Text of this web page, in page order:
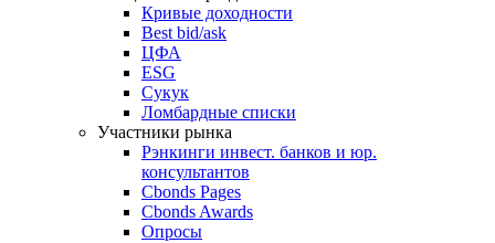
Кривые доходности
Best bid/ask
ЦФА
ESG
Сукук
Ломбардные списки
Участники рынка
Рэнкинги инвест. банков и юр.
консультантов
Cbonds Pages
Cbonds Awards
Опросы